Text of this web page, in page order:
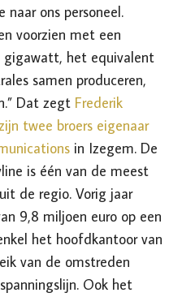
ons personeel.
voorzien met een
gigawatt, het equivalent
samen produceren,
Dat zegt Frederik
twee broers eigenaar
in Izegem. De
is één van de meest
de regio. Vorig jaar
9,8 miljoen euro op een
het hoofdkantoor van
van de omstreden
Ook het